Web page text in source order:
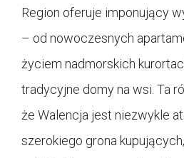
Region oferuje imponujący
– od nowoczesnych
życiem nadmorskich
tradycyjne domy na wsi. Ta
że Walencja jest niezwykle
szerokiego grona